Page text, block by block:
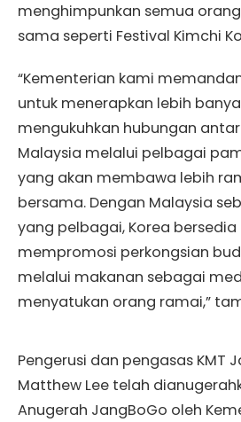
menghimpunkan semua
sama seperti Festival Kimchi
“Kementerian kami
untuk menerapkan lebih
mengukuhkan hubungan
Malaysia melalui pelbagai
yang akan membawa lebih
bersama. Dengan Malaysia
yang pelbagai, Korea bersedia
mempromosi perkongsian
melalui makanan sebagai
menyatukan orang ramai,”
Pengerusi dan pengasas KMT
Matthew Lee telah
Anugerah JangBoGo oleh